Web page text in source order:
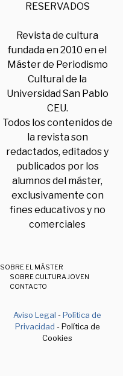
RESERVADOS
Revista de cultura
fundada en 2010 en el
Máster de Periodismo
Cultural de la
Universidad San Pablo
CEU.
Todos los contenidos de
la revista son
redactados, editados y
publicados por los
alumnos del máster,
exclusivamente con
fines educativos y no
comerciales
SOBRE EL MÁSTER
SOBRE CULTURA JOVEN
CONTACTO
Aviso Legal -Política de
Privacidad - Política de
Cookies